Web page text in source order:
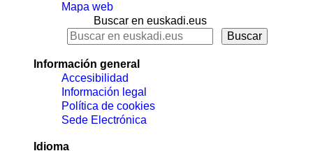
Mapa web
Buscar en euskadi.eus
Información general
Accesibilidad
Información legal
Política de cookies
Sede Electrónica
Idioma